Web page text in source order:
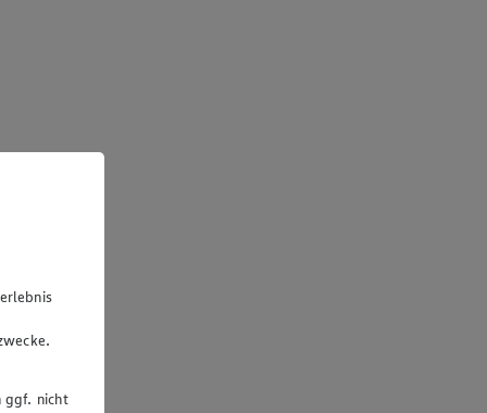
ggf. nicht